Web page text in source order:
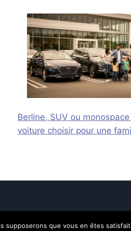
Berline, SUV ou
voiture choisir pour une
supposerons que vous en êtes